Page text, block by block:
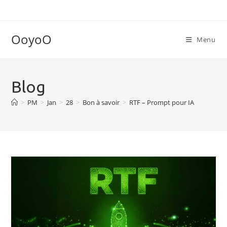
OoyoO Menu
Blog
> PM > Jan > 28 > Bon à savoir > RTF – Prompt pour IA